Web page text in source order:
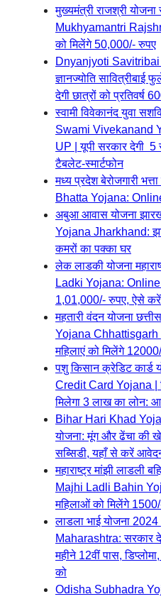
मुख्यमंत्री राजश्री
Mukhyamantri
को मिलेंगे 50,000/- रुपए
Dnyanjyoti Savitribai
ज्ञानज्योति सावित्रीबाई
देगी छात्रों को प्रतिवर्ष
स्वामी विवेकानंद युवा
Swami Vivekanand
UP | यूपी सरकार देगी 5
टैबलेट-स्मार्टफोन
मध्य प्रदेश बेरोजगारी
Bhatta Yojana:
अबुआ आवास योजना
Yojana Jharkhand:
कमरों का पक्का घर
लेक लाडकी योजना
Ladki Yojana: Online
1,01,000/- रुपए, ऐसे
महतारी वंदन योजना
Yojana Chhattisgarh |
महिलाएं को मिलेंगे
पशु किसान क्रेडिट
Credit Card Yojana |
मिलेगा 3 लाख का लोन:
Bihar Hari Khad
योजना: मूंग और ढेंचा की
सब्सिडी, यहाँ से करें
महाराष्ट्र मांझी लाडली
Majhi Ladli Bahin
महिलाओं को मिलेंगे
लाडला भाई योजना
Maharashtra: सरकार
महीने 12वीं पास,
को
Odisha Subhadra